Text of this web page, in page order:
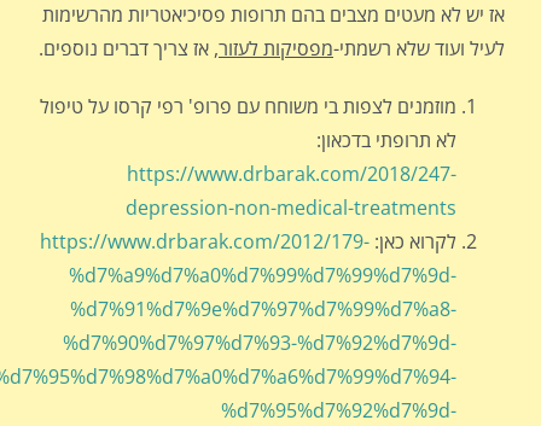
אז יש לא מעטים מצבים בהם תרופות פסיכיאטריות מהרשימות
לעיל ועוד שלא רשמתי-מפסיקות לעזור, אז צריך דברים נוספים.
מוזמנים לצפות בי משוחח עם פרופ' רפי קרסו על טיפול
לא תרופתי בדכאון:
https://www.drbarak.com/2018/247-
depression-non-medical-treatments
לקרוא כאן: https://www.drbarak.com/2012/179-
%d7%a9%d7%a0%d7%99%d7%99%d7%9d-
%d7%91%d7%9e%d7%97%d7%99%d7%a8-
%d7%90%d7%97%d7%93-%d7%92%d7%9d-
%d7%95%d7%92%d7%9d-